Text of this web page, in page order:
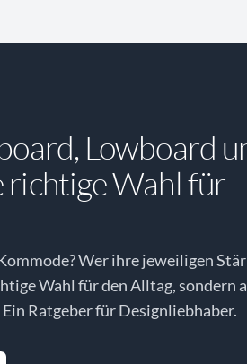
Lowboard
richtige Wahl für
Wer ihre jeweiligen
Wahl für den Alltag, sondern
Ratgeber für Designliebhaber.